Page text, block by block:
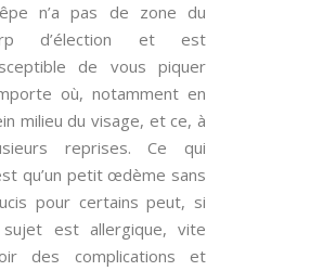
n’a pas de zone du
d’élection et est
de vous piquer
où, notamment en
milieu du visage, et ce, à
reprises. Ce qui
qu’un petit œdème sans
pour certains peut, si
est allergique, vite
des complications et